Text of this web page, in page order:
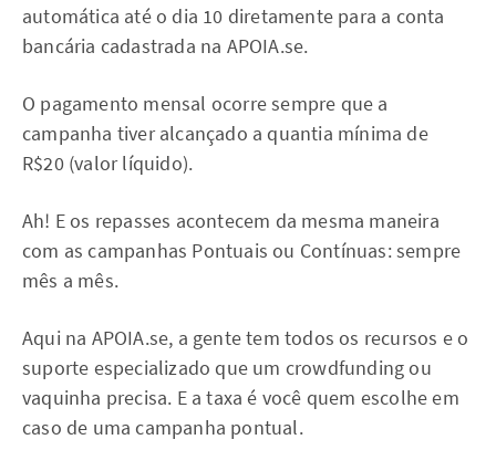
automática até o dia 10 diretamente para a conta
bancária cadastrada na APOIA.se.
O pagamento mensal ocorre sempre que a
campanha tiver alcançado a quantia mínima de
R$20 (valor líquido).
Ah! E os repasses acontecem da mesma maneira
com as campanhas Pontuais ou Contínuas: sempre
mês a mês.
Aqui na APOIA.se, a gente tem todos os recursos e o
suporte especializado que um crowdfunding ou
vaquinha precisa. E a taxa é você quem escolhe em
caso de uma campanha pontual.